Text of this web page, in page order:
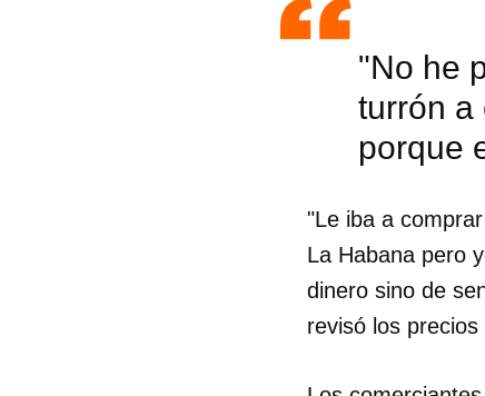
"No he
turrón a
porque
"Le iba a
La Habana pero
dinero sino de
revisó los